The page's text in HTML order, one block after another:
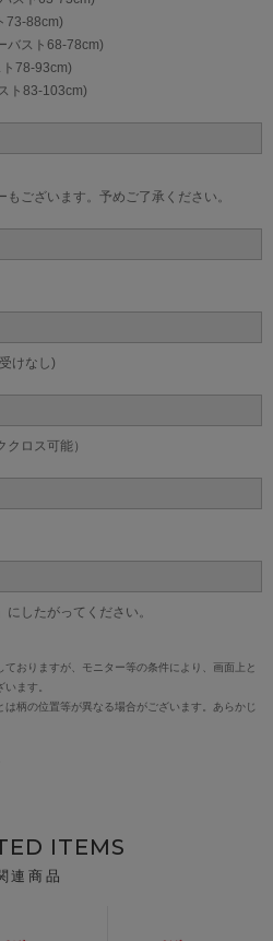
73-88cm)
バスト68-78cm)
78-93cm)
ト83-103cm)
ございます。予めご了承ください。
けなし)
ロス可能）
したがってください。
おりますが、モニター等の条件により、画面上と
ます。
柄の位置等が異なる場合がございます。あらかじ
ITEMS
連商品